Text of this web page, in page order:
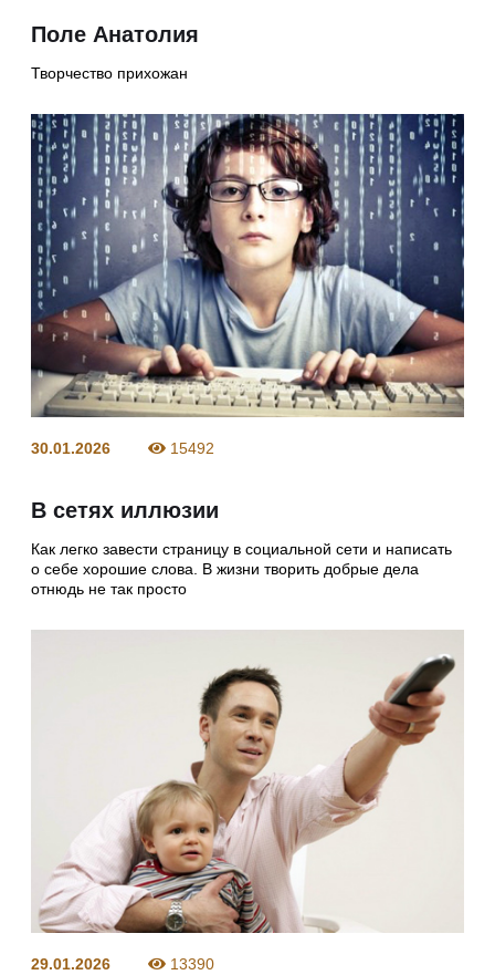
Поле Анатолия
Творчество прихожан
30.01.2026 15492
В сетях иллюзии
Как легко завести страницу в социальной сети и написать
о себе хорошие слова. В жизни творить добрые дела
отнюдь не так просто
29.01.2026 13390